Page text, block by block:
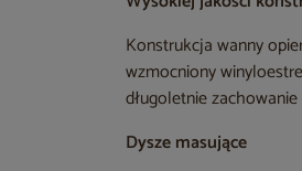
Konstrukcja wanny
wzmocniony
długoletnie
Dysze masujące